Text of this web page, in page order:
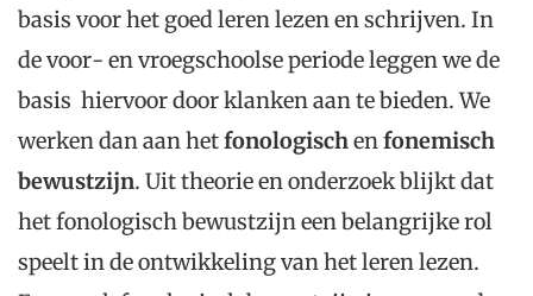
basis voor het goed leren lezen en schrijven. In
de voor- en vroegschoolse periode leggen we de
basis hiervoor door klanken aan te bieden. We
werken dan aan hetfonologischenfonemisch
bewustzijn. Uit theorie en onderzoek blijkt dat
het fonologisch bewustzijn een belangrijke rol
speelt in de ontwikkeling van het leren lezen.